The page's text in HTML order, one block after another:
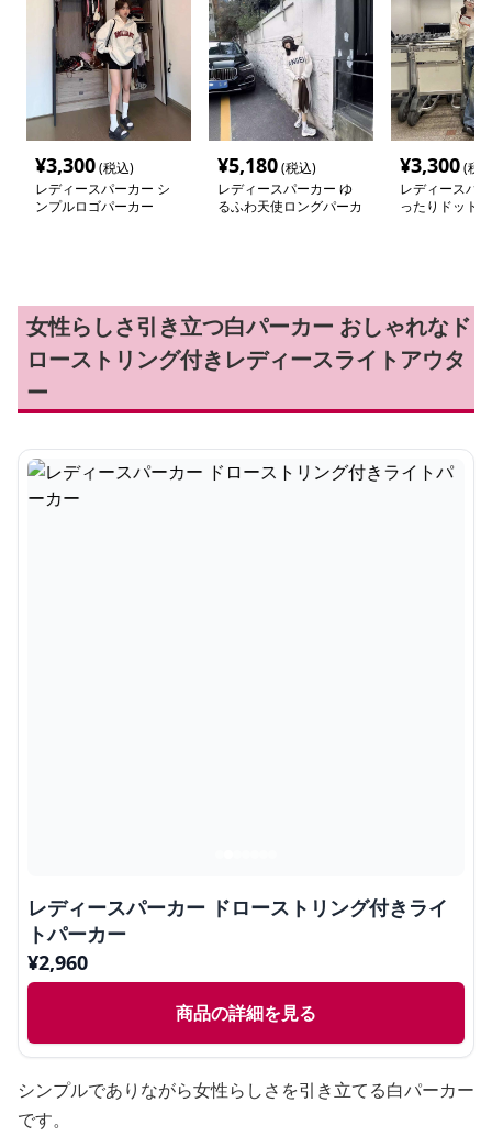
¥3,300(税込)
レディースパーカー シ
ンプルロゴパーカー
¥5,180(税込)
レディースパーカー ゆ
るふわ天使ロングパーカ
¥3,300(税
レディースパ
ったりドット
女性らしさ引き立つ白パーカー おしゃれなド
ローストリング付きレディースライトアウタ
ー
レディースパーカー ドローストリング付きライ
トパーカー
¥2,960
商品の詳細を見る
シンプルでありながら女性らしさを引き立てる白パーカー
です。